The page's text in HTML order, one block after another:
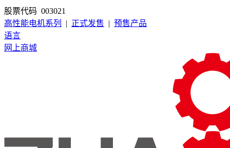
股票代码 003021
高性能电机系列
| 正式发售 | 预售产品
语言
网上商城